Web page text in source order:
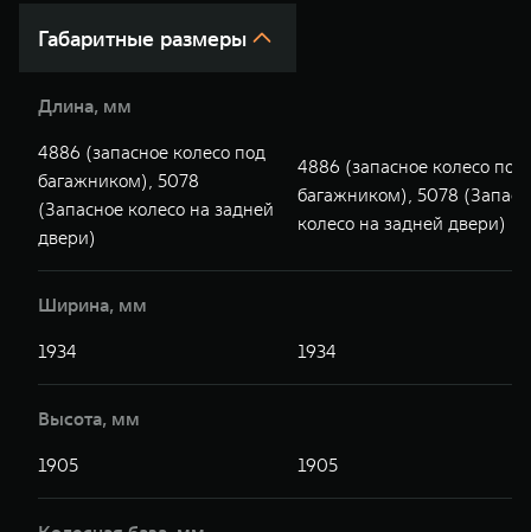
Масштаб возможностей
Габаритные размеры
Длина, мм
4886 (запасное колесо под
багажником), 5078
(Запасное колесо на задней
двери)
4886 (запасное колесо под
багажником), 5078
колесо на задней двери)
Ширина, мм
1934 1934
Высота, мм
1905 1905